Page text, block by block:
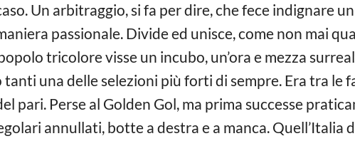
Un arbitraggio, si fa per dire, che fece indignare un
passionale. Divide ed unisce, come non mai
tricolore visse un incubo, un’ora e mezza
una delle selezioni più forti di sempre. Era tra le
pari. Perse al Golden Gol, ma prima successe
annullati, botte a destra e a manca. Quell’Italia